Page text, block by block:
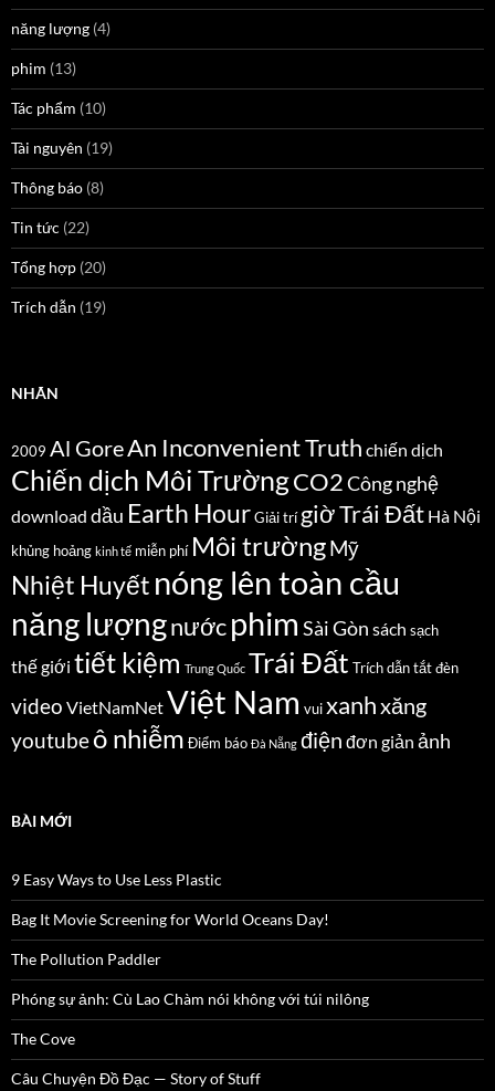
năng lượng (4)
phim (13)
Tác phẩm (10)
Tài nguyên (19)
Thông báo (8)
Tin tức (22)
Tổng hợp (20)
Trích dẫn (19)
NHÃN
2009 Al GoreAn Inconvenient Truth chiến dịch
Chiến dịch Môi TrườngCO2Công nghệ
download dầu Earth HourGiải trí giờ Trái Đất Hà Nội
khủng hoảng kinh tế miễn phí Môi trườngMỹ
Nhiệt Huyết nóng lên toàn cầu
năng lượngnướcphim Sài Gòn sách sạch
thế giới tiết kiệm Trung Quốc Trái Đất Trích dẫntắt đèn
video VietNamNetViệt Nam vuixanhxăng
youtubeô nhiễm Điểm báo Đà Nẵng điện đơn giản ảnh
BÀI MỚI
9 Easy Ways to Use Less Plastic
Bag It Movie Screening for World Oceans Day!
The Pollution Paddler
Phóng sự ảnh: Cù Lao Chàm nói không với túi nilông
The Cove
Câu Chuyện Đồ Đạc — Story of Stuff